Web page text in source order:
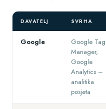
DAVATELJ SVRHA
Google
Google Tag
Manager,
Google
Analytics –
analitika
posjeta